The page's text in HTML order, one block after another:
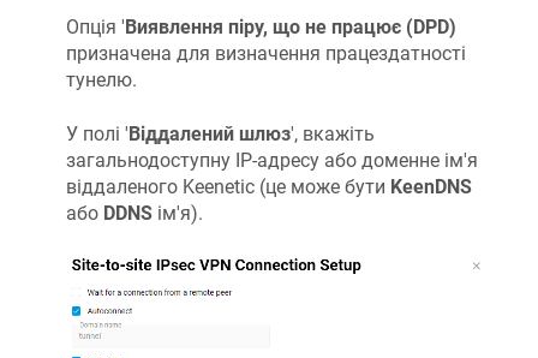
Опція ' Виявлення піру, що не працює (DPD)
призначена для визначення працездатності
тунелю.
У полі 'Віддалений шлюз', вкажіть
загальнодоступну IP-адресу або доменне ім'я
віддаленого Keenetic (це може бути KeenDNS
або DDNS ім'я).